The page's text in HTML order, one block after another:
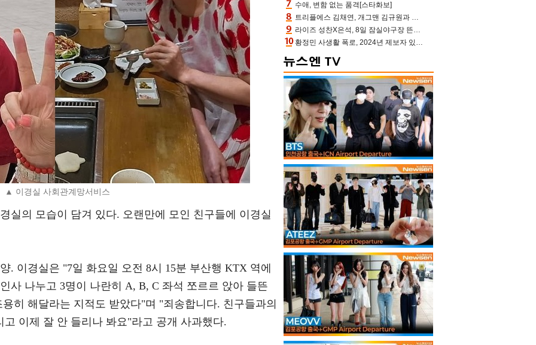
▲ 이경실 사회관계망서비스
실의 모습이 담겨 있다. 오랜만에 모인 친구들에 이경실
. 이경실은 "7일 화요일 오전 8시 15분 부산행 KTX 역에
사 나누고 3명이 나란히 A, B, C 좌석 쪼르르 앉아 들뜬
히 해달라는 지적도 받았다"며 "죄송합니다. 친구들과의
이제 잘 안 들리나 봐요"라고 공개 사과했다.
수애, 변함 없는 품격[스타화보]
트리플에스 김채연, 개그맨 김규원과 함께 프리뷰쇼 진행 [포토엔HD]
라이즈 성찬X은석, 8일 잠실야구장 뜬다…시구 시타+특별공연까지
황정민 사생활 폭로, 2024년 제보자 있었나 “네가 회사에 전화했니” 녹취록 공개 파장